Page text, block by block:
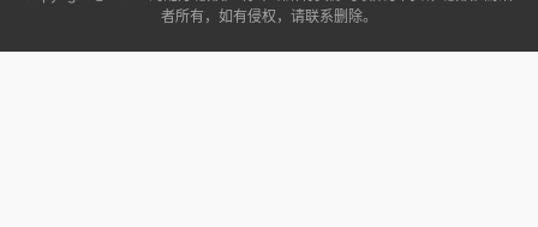
者所有，如有侵权，请联系删除。